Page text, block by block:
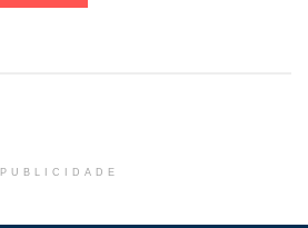
PUBLICIDADE